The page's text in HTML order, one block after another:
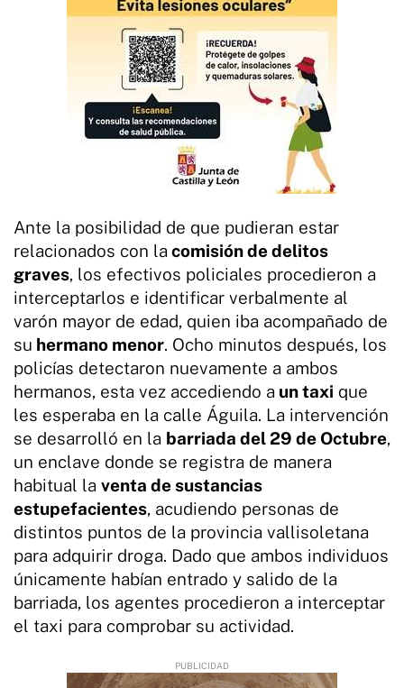
Ante la posibilidad de que pudieran estar
relacionados con la comisión de delitos
graves, los efectivos policiales procedieron a
interceptarlos e identificar verbalmente al
varón mayor de edad, quien iba acompañado de
su hermano menor. Ocho minutos después, los
policías detectaron nuevamente a ambos
hermanos, esta vez accediendo a un taxi que
les esperaba en la calle Águila. La intervención
se desarrolló en la barriada del 29 de Octubre,
un enclave donde se registra de manera
habitual la venta de sustancias
estupefacientes, acudiendo personas de
distintos puntos de la provincia vallisoletana
para adquirir droga. Dado que ambos individuos
únicamente habían entrado y salido de la
barriada, los agentes procedieron a interceptar
el taxi para comprobar su actividad.